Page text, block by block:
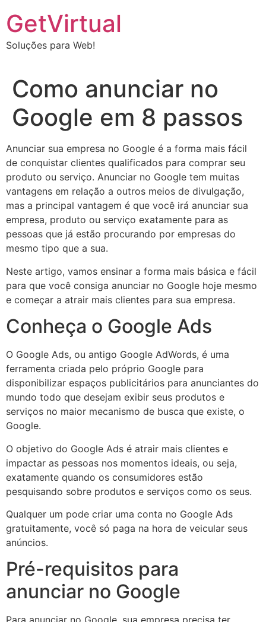
para
conteúdo
GetVirtual
Soluções para Web!
Como anunciar no
Google em 8 passos
Anunciar sua empresa no Google é a forma mais fácil
de conquistar clientes qualificados para comprar seu
produto ou serviço. Anunciar no Google tem muitas
vantagens em relação a outros meios de divulgação,
mas a principal vantagem é que você irá anunciar sua
empresa, produto ou serviço exatamente para as
pessoas que já estão procurando por empresas do
mesmo tipo que a sua.
Neste artigo, vamos ensinar a forma mais básica e fácil
para que você consiga anunciar no Google hoje mesmo
e começar a atrair mais clientes para sua empresa.
Conheça o Google Ads
O Google Ads, ou antigo Google AdWords, é uma
ferramenta criada pelo próprio Google para
disponibilizar espaços publicitários para anunciantes do
mundo todo que desejam exibir seus produtos e
serviços no maior mecanismo de busca que existe, o
Google.
O objetivo do Google Ads é atrair mais clientes e
impactar as pessoas nos momentos ideais, ou seja,
exatamente quando os consumidores estão
pesquisando sobre produtos e serviços como os seus.
Qualquer um pode criar uma conta no Google Ads
gratuitamente, você só paga na hora de veicular seus
anúncios.
Pré-requisitos para
anunciar no Google